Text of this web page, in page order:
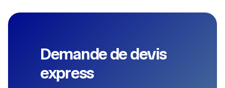
Demande de devis
express